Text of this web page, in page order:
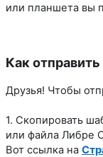
или планшета вы
Как
Друзья! Чтобы
1. Скопировать
или файла Либре
Вот ссылка на